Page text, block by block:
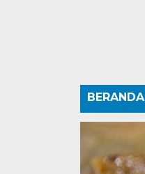
BERANDA